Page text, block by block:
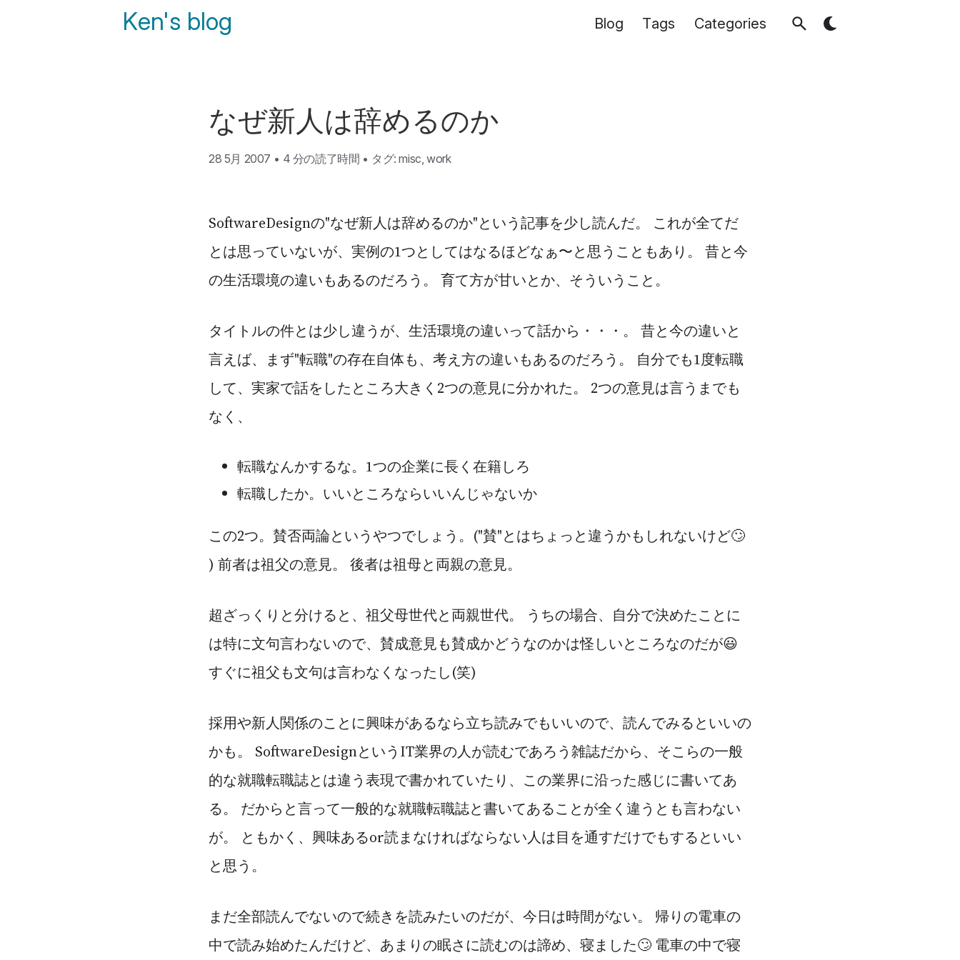
Ken's blog Blog Tags Categories
なぜ新人は辞めるのか
28 5月 2007 • 4 分の読了時間 • タグ:misc,work
SoftwareDesignの"なぜ新人は辞めるのか"という記事を少し読んだ。 これが全てだ
とは思っていないが、実例の1つとしてはなるほどなぁ〜と思うこともあり。 昔と今
の生活環境の違いもあるのだろう。 育て方が甘いとか、そういうこと。
タイトルの件とは少し違うが、生活環境の違いって話から・・・。 昔と今の違いと
言えば、まず"転職"の存在自体も、考え方の違いもあるのだろう。 自分でも1度転職
して、実家で話をしたところ大きく2つの意見に分かれた。 2つの意見は言うまでも
なく、
転職なんかするな。1つの企業に長く在籍しろ
転職したか。いいところならいいんじゃないか
この2つ。賛否両論というやつでしょう。("賛"とはちょっと違うかもしれないけど🙄
) 前者は祖父の意見。 後者は祖母と両親の意見。
超ざっくりと分けると、祖父母世代と両親世代。 うちの場合、自分で決めたことに
は特に文句言わないので、賛成意見も賛成かどうなのかは怪しいところなのだが😃
すぐに祖父も文句は言わなくなったし(笑)
採用や新人関係のことに興味があるなら立ち読みでもいいので、読んでみるといいの
かも。 SoftwareDesignというIT業界の人が読むであろう雑誌だから、そこらの一般
的な就職転職誌とは違う表現で書かれていたり、この業界に沿った感じに書いてあ
る。 だからと言って一般的な就職転職誌と書いてあることが全く違うとも言わない
が。 ともかく、興味あるor読まなければならない人は目を通すだけでもするといい
と思う。
まだ全部読んでないので続きを読みたいのだが、今日は時間がない。 帰りの電車の
中で読み始めたんだけど、あまりの眠さに読むのは諦め、寝ました🙄 電車の中で寝